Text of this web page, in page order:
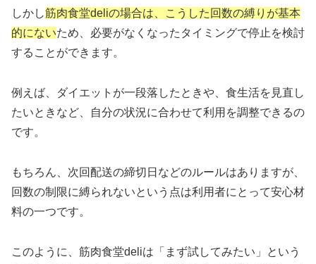
しかし筋肉食堂deliの場合は、こうした回数の縛りが基本
的にないため、必要がなくなったタイミングで停止を検討
することができます。
例えば、ダイエットが一段落したときや、食生活を見直し
たいときなど、自分の状況に合わせて利用を調整できるの
です。
もちろん、次回配送の締切日などのルールはありますが、
回数の制限に縛られないという点は利用者にとって安心材
料の一つです。
このように、筋肉食堂deliは「まず試してみたい」という